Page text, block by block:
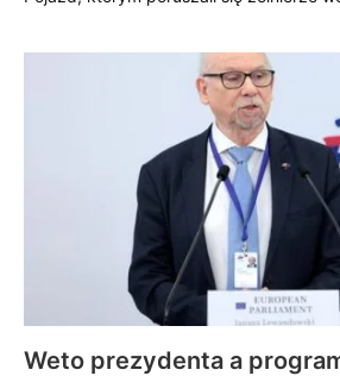
Weto prezydenta a